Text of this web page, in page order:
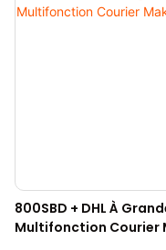
800SBD + DHL À
Multifonction Courier